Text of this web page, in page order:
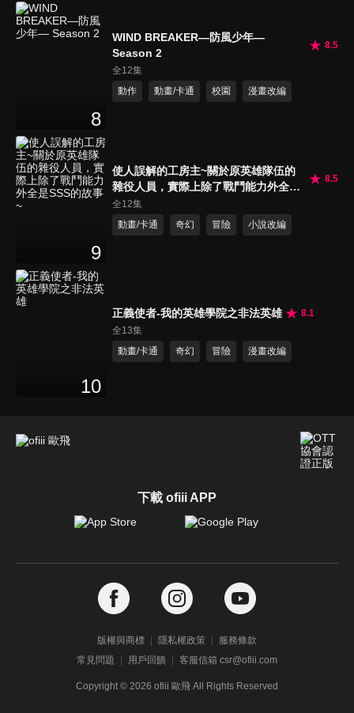
8
WIND BREAKER—防風少年—
Season 2
8.5
全12集
動作
動畫/卡通 校園 漫畫改編
9
使人誤解的工房主~關於原英雄隊伍的
雜役人員，實際上除了戰鬥能力外全是
SSS的故事~
8.5
全12集
動畫/卡通
奇幻 冒險 小說改編
10
正義使者-我的英雄學院之非法英雄
8.1
全13集
動畫/卡通
奇幻 冒險 漫畫改編
下載 ofiii APP
版權與商標 隱私權政策
服務條款
常見問題
用戶回饋 客服信箱 csr@ofiii.com
Copyright © 2026 ofiii 歐飛 All Rights Reserved